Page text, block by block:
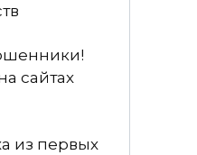
сайтах
из первых